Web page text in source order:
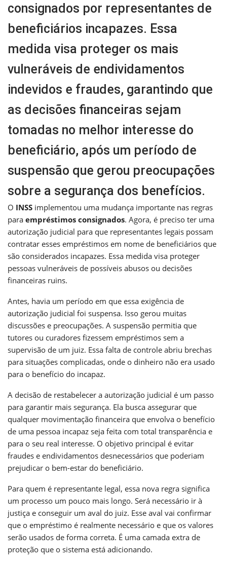
consignados por representantes de
beneficiários incapazes. Essa
medida visa proteger os mais
vulneráveis de endividamentos
indevidos e fraudes, garantindo que
as decisões financeiras sejam
tomadas no melhor interesse do
beneficiário, após um período de
suspensão que gerou preocupações
sobre a segurança dos benefícios.
O INSS implementou uma mudança importante nas regras
para empréstimos consignados. Agora, é preciso ter uma
autorização judicial para que representantes legais possam
contratar esses empréstimos em nome de beneficiários que
são considerados incapazes. Essa medida visa proteger
pessoas vulneráveis de possíveis abusos ou decisões
financeiras ruins.
Antes, havia um período em que essa exigência de
autorização judicial foi suspensa. Isso gerou muitas
discussões e preocupações. A suspensão permitia que
tutores ou curadores fizessem empréstimos sem a
supervisão de um juiz. Essa falta de controle abriu brechas
para situações complicadas, onde o dinheiro não era usado
para o benefício do incapaz.
A decisão de restabelecer a autorização judicial é um passo
para garantir mais segurança. Ela busca assegurar que
qualquer movimentação financeira que envolva o benefício
de uma pessoa incapaz seja feita com total transparência e
para o seu real interesse. O objetivo principal é evitar
fraudes e endividamentos desnecessários que poderiam
prejudicar o bem-estar do beneficiário.
Para quem é representante legal, essa nova regra significa
um processo um pouco mais longo. Será necessário ir à
justiça e conseguir um aval do juiz. Esse aval vai confirmar
que o empréstimo é realmente necessário e que os valores
serão usados de forma correta. É uma camada extra de
proteção que o sistema está adicionando.